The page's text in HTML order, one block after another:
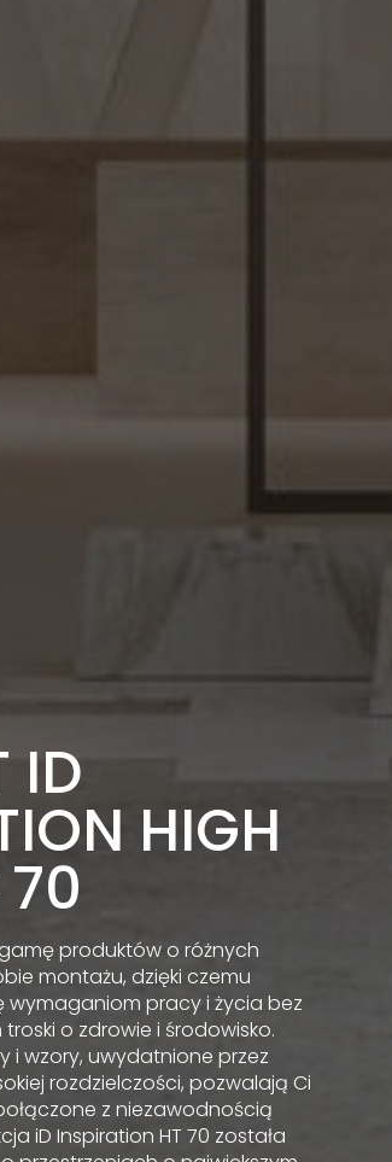
ID
HIGH
70
produktów o różnych
montażu, dzięki czemu
wymaganiom pracy i życia bez
o zdrowie i środowisko.
i wzory, uwydatnione przez
rozdzielczości, pozwalają Ci
z niezawodnością
iD Inspiration HT 70 została